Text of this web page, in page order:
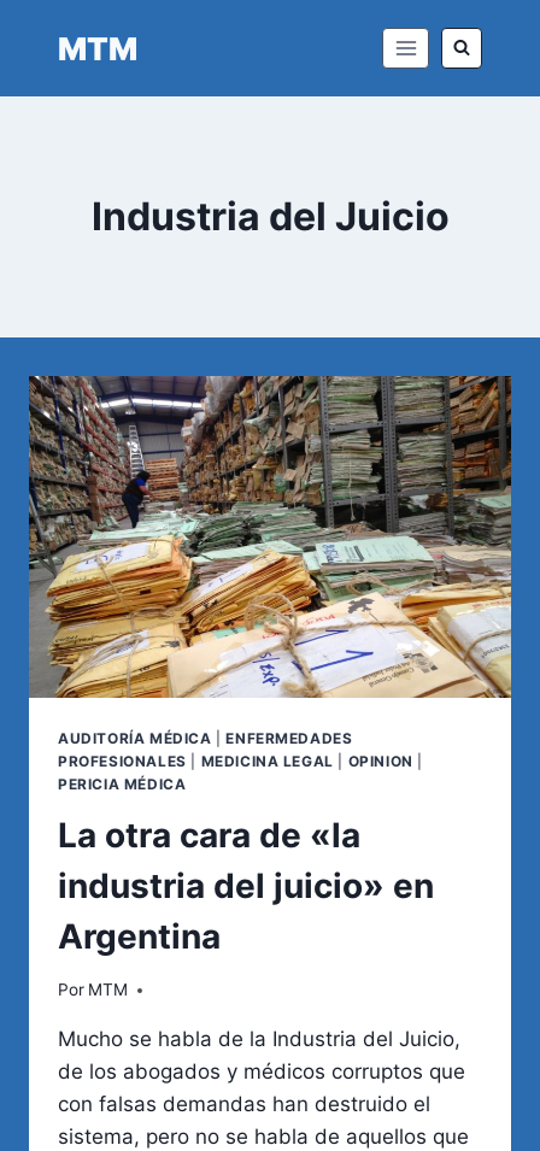
MTM
Industria del Juicio
AUDITORÍA MÉDICA |ENFERMEDADES
PROFESIONALES
MEDICINA LEGAL OPINION
PERICIA MÉDICA
La otra cara de «la
industria del juicio» en
Argentina
Por MTM
Mucho se habla de la Industria del Juicio,
de los abogados y médicos corruptos que
con falsas demandas han destruido el
sistema, pero no se habla de aquellos que